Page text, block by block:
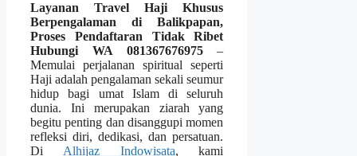
Layanan Travel Haji Khusus
Berpengalaman di Balikpapan,
Proses Pendaftaran Tidak Ribet
Hubungi WA 081367676975–
Memulai perjalanan spiritual seperti
Haji adalah pengalaman sekali seumur
hidup bagi umat Islam di seluruh
dunia. Ini merupakan ziarah yang
begitu penting dan disanggupi momen
refleksi diri, dedikasi, dan persatuan.
Di Alhijaz Indowisata, kami